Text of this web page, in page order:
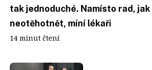
tak jednoduché. Namísto rad, jak
neotěhotnět, míní lékaři
14 minut čtení